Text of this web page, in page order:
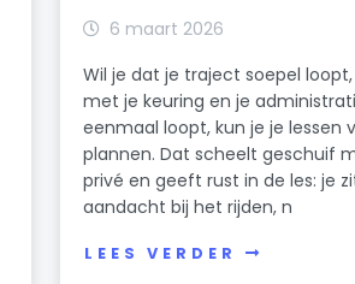
6 maart 2026
Wil je dat je traject soepel
met je keuring en je
eenmaal loopt, kun je je lessen
plannen. Dat scheelt geschuif
privé en geeft rust in de les: je
aandacht bij het rijden, n
LEES VERDER